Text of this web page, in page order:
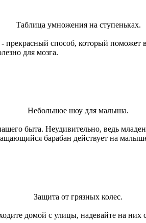
Таблица умножения на ступеньках.
способ, который поможет
для мозга.
Небольшое шоу для малыша.
быта. Неудивительно, ведь
барабан действует на
Защита от грязных колес.
домой с улицы, надевайте на